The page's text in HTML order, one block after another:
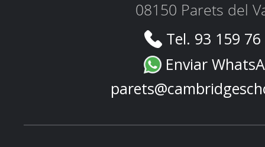
08150 Parets del
Tel. 93 159
Enviar